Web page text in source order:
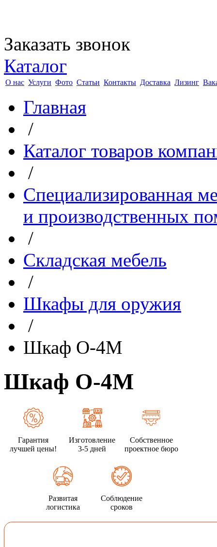
Заказать звонок
Каталог
О нас Услуги Фото Статьи Контакты Доставка Лизинг
Главная
/
Каталог товаров
/
Специализированная
и производственных
/
Складская мебель
/
Шкафы для оружия
/
Шкаф О-4М
Шкаф О-4М
Гарантия
лучшей цены!
Изготовление
3-5 дней
Собственное
проектное бюро
Развитая
логистика
Соблюдение
сроков